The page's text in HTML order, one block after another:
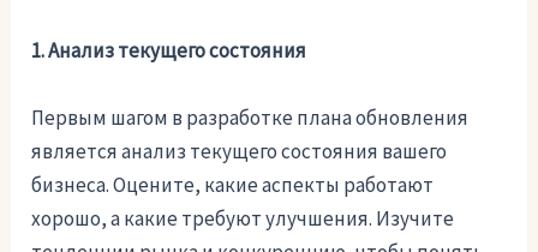
1. Анализ текущего состояния
Первым шагом в разработке плана обновления
является анализ текущего состояния вашего
бизнеса. Оцените, какие аспекты работают
хорошо, а какие требуют улучшения. Изучите